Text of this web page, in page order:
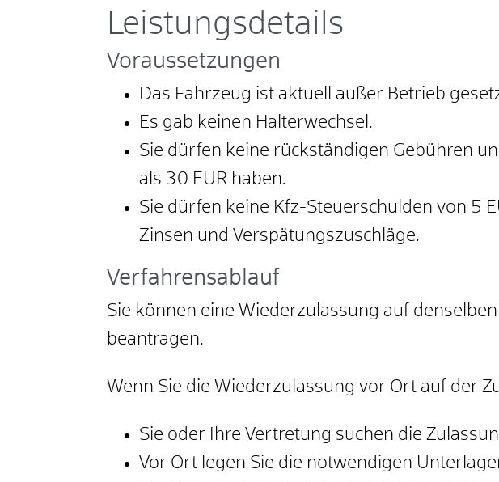
Leistungsdetails
Voraussetzungen
Das Fahrzeug ist aktuell außer Betrieb
Es gab keinen Halterwechsel.
Sie dürfen keine rückständigen Gebühren
als 30 EUR haben.
Sie dürfen keine Kfz-Steuerschulden von 5
Zinsen und Verspätungszuschläge.
Verfahrensablauf
Sie können eine Wiederzulassung auf
beantragen.
Wenn Sie die Wiederzulassung vor Ort auf der
Sie oder Ihre Vertretung suchen die
Vor Ort legen Sie die notwendigen